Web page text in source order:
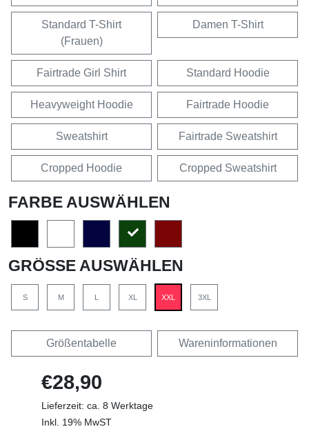
Standard T-Shirt
(Frauen)
Damen T-Shirt
Fairtrade Girl Shirt Standard Hoodie
Heavyweight Hoodie Fairtrade Hoodie
Sweatshirt Fairtrade Sweatshirt
Cropped Hoodie Cropped Sweatshirt
FARBE AUSWÄHLEN
GRÖSSE AUSWÄHLEN
S M L XL XXL 3XL
Größentabelle Wareninformationen
€28,90
Lieferzeit: ca. 8 Werktage
Inkl. 19% MwST